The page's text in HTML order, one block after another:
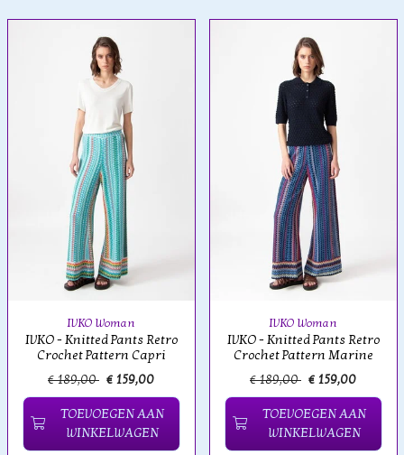
IVKO Woman
IVKO - Knitted Pants Retro
Crochet Pattern Capri
€ 189,00 € 159,00
TOEVOEGEN AAN
WINKELWAGEN
IVKO Woman
IVKO - Knitted Pants Retro
Crochet Pattern Marine
€ 189,00 € 159,00
TOEVOEGEN AAN
WINKELWAGEN